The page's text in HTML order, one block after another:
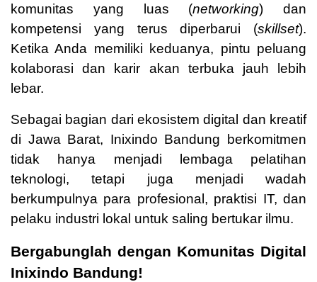
komunitas yang luas (networking) dan
kompetensi yang terus diperbarui (skillset).
Ketika Anda memiliki keduanya, pintu peluang
kolaborasi dan karir akan terbuka jauh lebih
lebar.
Sebagai bagian dari ekosistem digital dan kreatif
di Jawa Barat, Inixindo Bandung berkomitmen
tidak hanya menjadi lembaga pelatihan
teknologi, tetapi juga menjadi wadah
berkumpulnya para profesional, praktisi IT, dan
pelaku industri lokal untuk saling bertukar ilmu.
Bergabunglah dengan Komunitas Digital
Inixindo Bandung!